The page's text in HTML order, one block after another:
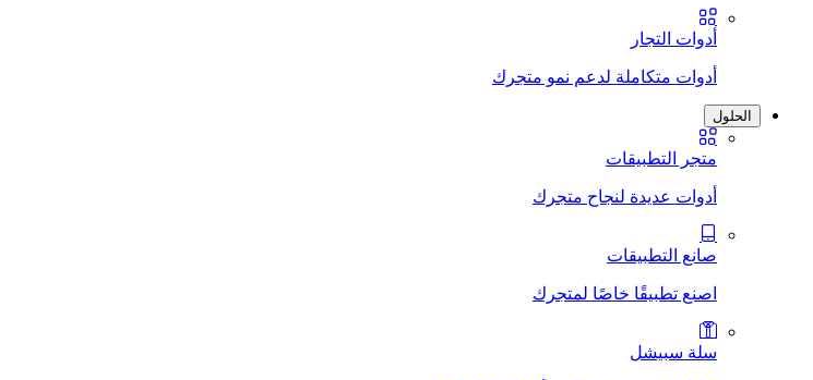
أدوات التجار
أدوات متكاملة لدعم نمو متجرك
الحلول
متجر التطبيقات
أدوات عديدة لنجاح متجرك
صانع التطبيقات
اصنع تطبيقًا خاصًا لمتجرك
سلة سبيشل